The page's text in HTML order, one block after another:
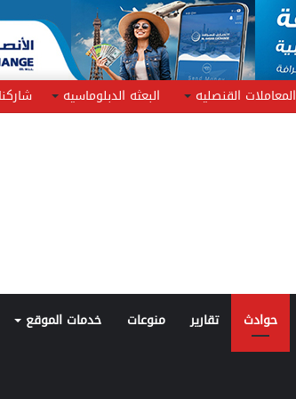
المعاملات القنصليه البعثه الدبلوماسيه شاركنا
حوادث تقارير منوعات خدمات الموقع